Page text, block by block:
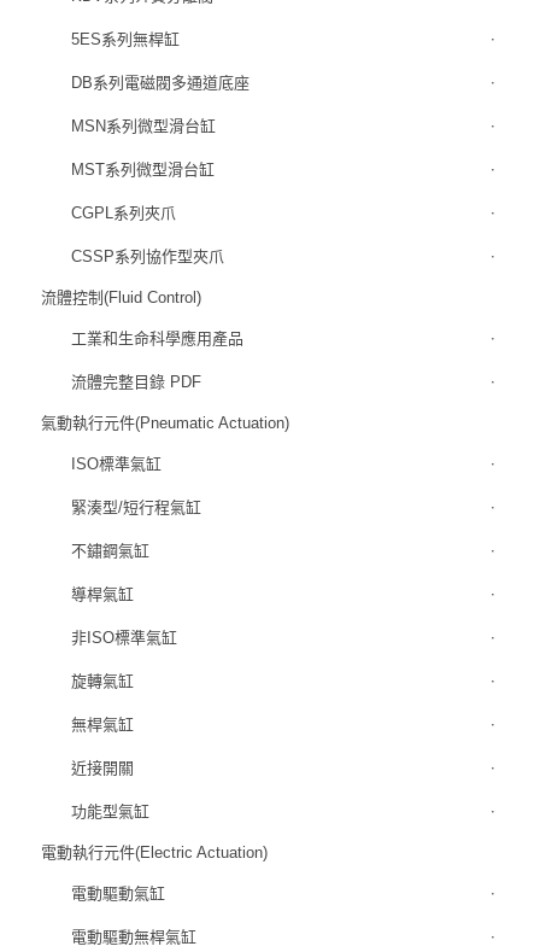
5ES系列無桿缸
DB系列電磁閥多通道底座
MSN系列微型滑台缸
MST系列微型滑台缸
CGPL系列夾爪
CSSP系列協作型夾爪
流體控制(Fluid Control)
工業和生命科學應用產品
流體完整目錄 PDF
氣動執行元件(Pneumatic Actuation)
ISO標準氣缸
緊湊型/短行程氣缸
不鏽鋼氣缸
導桿氣缸
非ISO標準氣缸
旋轉氣缸
無桿氣缸
近接開關
功能型氣缸
電動執行元件(Electric Actuation)
電動驅動氣缸
電動驅動無桿氣缸